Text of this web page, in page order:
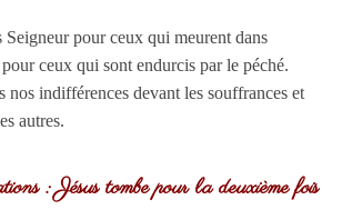
Seigneur pour ceux qui meurent dans
ceux qui sont endurcis par le péché.
nos indifférences devant les souffrances et
autres.
: Jésus tombe pour la deuxième fois